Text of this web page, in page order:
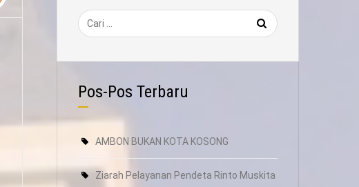
Pos-Pos Terbaru
AMBON BUKAN KOTA KOSONG
Ziarah Pelayanan Pendeta Rinto Muskita